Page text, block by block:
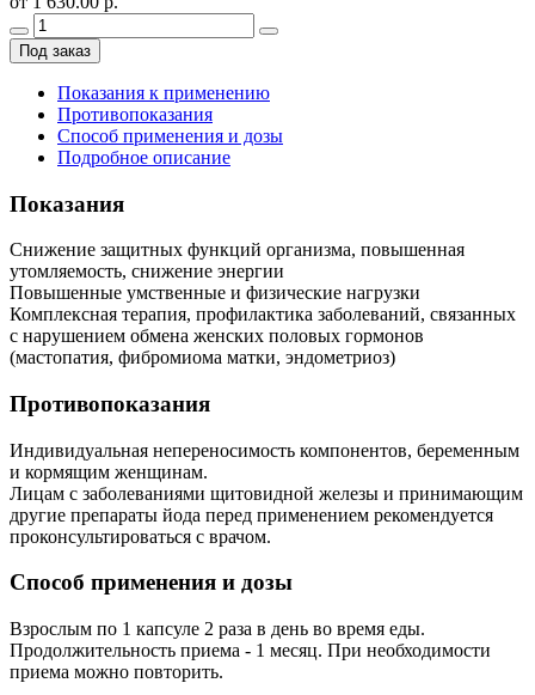
Под заказ
Показания к применению
Противопоказания
Способ применения и дозы
Подробное описание
Показания
Снижение защитных функций организма, повышенная
утомляемость, снижение энергии
Повышенные умственные и физические нагрузки
Комплексная терапия, профилактика заболеваний, связанных
с нарушением обмена женских половых гормонов
(мастопатия, фибромиома матки, эндометриоз)
Противопоказания
Индивидуальная непереносимость компонентов, беременным
и кормящим женщинам.
Лицам с заболеваниями щитовидной железы и принимающим
другие препараты йода перед применением рекомендуется
проконсультироваться с врачом.
Способ применения и дозы
Взрослым по 1 капсуле 2 раза в день во время еды.
Продолжительность приема - 1 месяц. При необходимости
приема можно повторить.